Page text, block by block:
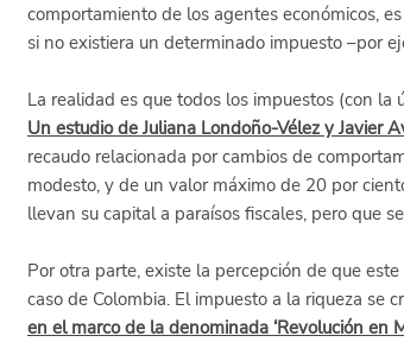
comportamiento de los agentes económicos,
si no existiera un determinado impuesto –por
La realidad es que todos los impuestos (con la
Un estudio de Juliana Londoño-Vélez y Javier
recaudo relacionada por cambios de
modesto, y de un valor máximo de 20 por
llevan su capital a paraísos fiscales, pero que
Por otra parte, existe la percepción de que
caso de Colombia. El impuesto a la riqueza se
en el marco de la denominada ‘Revolución en